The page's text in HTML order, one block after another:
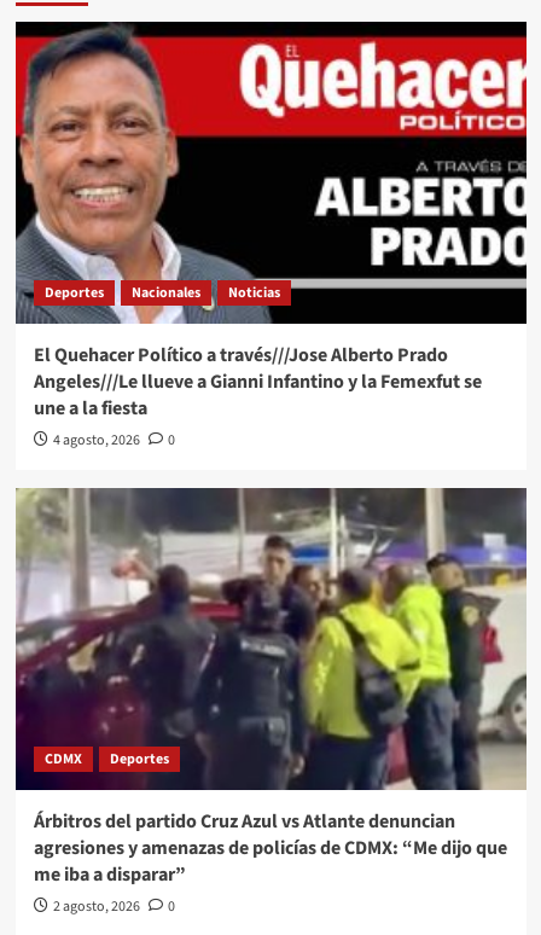
Deportes Nacionales Noticias
El Quehacer Político a través///Jose Alberto Prado
Angeles///Le llueve a Gianni Infantino y la Femexfut se
une a la fiesta
4 agosto, 2026 0
CDMX Deportes
Árbitros del partido Cruz Azul vs Atlante denuncian
agresiones y amenazas de policías de CDMX: “Me dijo que
me iba a disparar”
2 agosto, 2026 0